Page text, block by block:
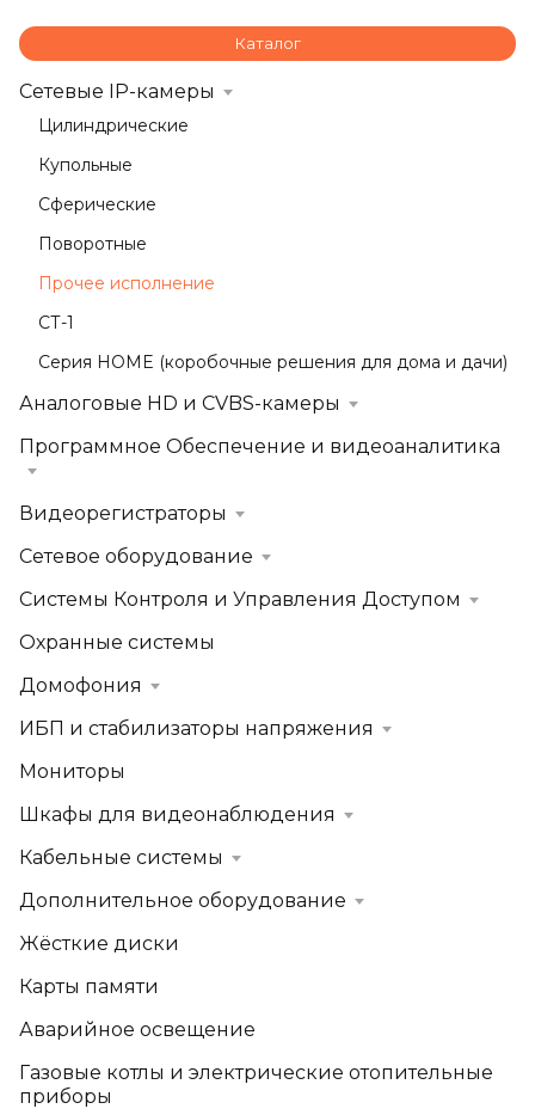
Каталог
Сетевые IP-камеры
Цилиндрические
Купольные
Сферические
Поворотные
Прочее исполнение
СТ-1
Серия HOME (коробочные решения для дома и дачи)
Аналоговые HD и CVBS-камеры
Программное Обеспечение и видеоаналитика
Видеорегистраторы
Сетевое оборудование
Системы Контроля и Управления Доступом
Охранные системы
Домофония
ИБП и стабилизаторы напряжения
Мониторы
Шкафы для видеонаблюдения
Кабельные системы
Дополнительное оборудование
Жёсткие диски
Карты памяти
Аварийное освещение
Газовые котлы и электрические отопительные
приборы